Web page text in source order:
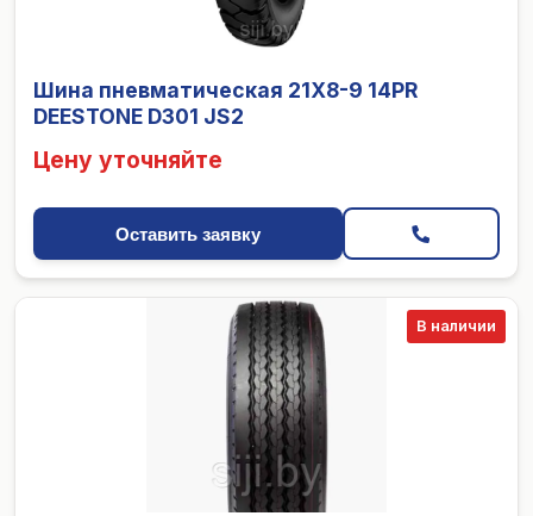
Шина пневматическая 21X8-9 14PR
DEESTONE D301 JS2
Цену уточняйте
Оставить заявку
В наличии